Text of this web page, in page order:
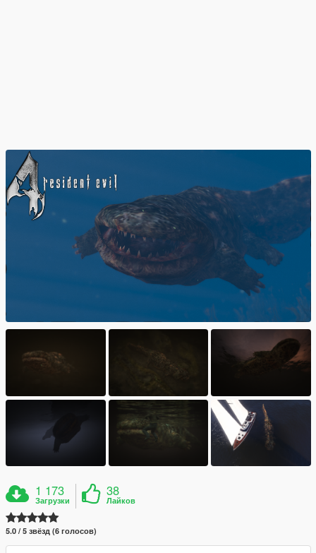
1 173
Загрузки
38
Лайков
5.0 / 5 звёзд (6 голосов)